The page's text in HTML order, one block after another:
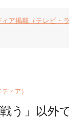
ィア掲載（テレビ・ラ
ィア）
う」以